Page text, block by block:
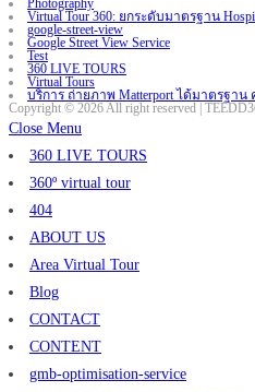
Photography
Virtual Tour 360: ยกระดับมาตรฐาน
google-street-view
Google Street View Service
Test
360 LIVE TOURS
Virtual Tours
บริการ ถ่ายภาพ Matterport ได้มาตรฐาน
Copyright © 2026 All right reserved |
Close Menu
360 LIVE TOURS
360º virtual tour
404
ABOUT US
Area Virtual Tour
Blog
CONTACT
CONTENT
gmb-optimisation-service